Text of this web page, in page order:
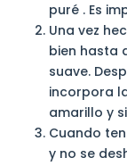
puré . Es
Una vez
bien hasta
suave.
incorpora
amarillo y
Cuando
y no se